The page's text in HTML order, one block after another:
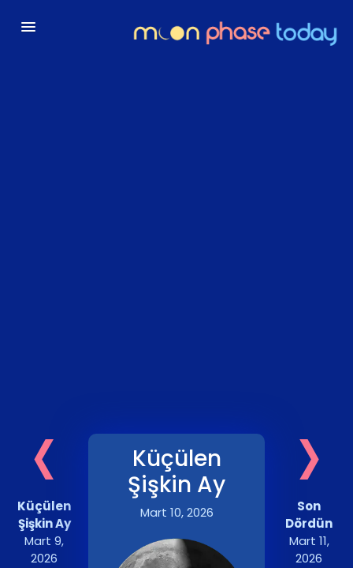
‹
Küçülen
Şişkin Ay
Mart 9,
2026
Küçülen
Şişkin Ay
Mart 10, 2026 ›
Son
Dördün
Mart 11,
2026